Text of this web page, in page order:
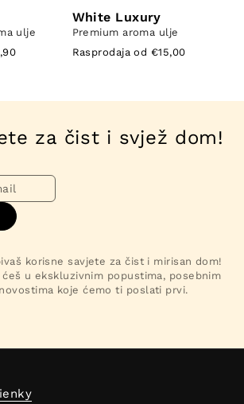
ulje
White Luxury
Premium aroma ulje
Rasprodaja od €15,00
za čist i svjež dom!
korisne savjete za čist i mirisan dom!
ćeš u ekskluzivnim popustima, posebnim
koje ćemo ti poslati prvi.